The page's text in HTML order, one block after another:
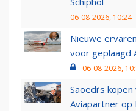
06-08-2026, 10:24
Nieuwe
voor geplaagd
06-08-2026,
Saoedi’s
Aviapartner op